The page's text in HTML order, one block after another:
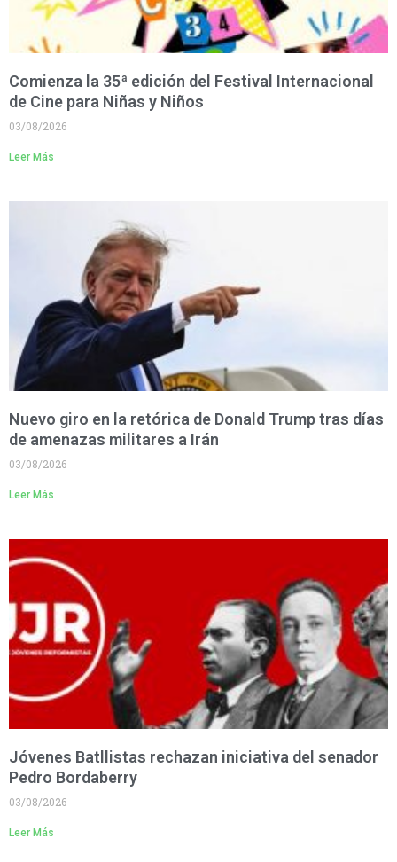
Comienza la 35ª edición del Festival Internacional
de Cine para Niñas y Niños
03/08/2026
Leer Más
Nuevo giro en la retórica de Donald Trump tras días
de amenazas militares a Irán
03/08/2026
Leer Más
Jóvenes Batllistas rechazan iniciativa del senador
Pedro Bordaberry
03/08/2026
Leer Más